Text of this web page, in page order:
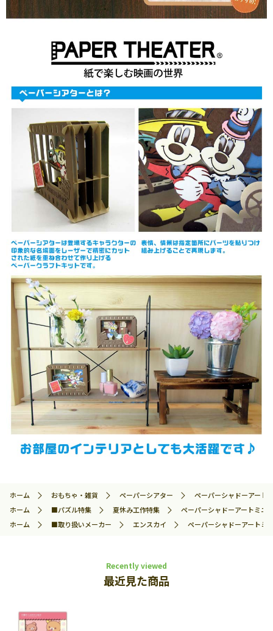
ホーム おもちゃ・雑貨 ペーパーシアター
ペーパーシャドーアー
ホーム
■パズル特集 夏休み工作特集
ペーパーシャドーアートミ
ホーム
■取り扱いメーカー エンスカイ ペーパーシャドーアート
Recently viewed
最近見た商品